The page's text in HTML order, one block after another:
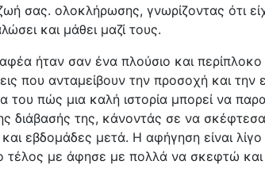
σας. ολοκλήρωσης, γνωρίζοντας ότι
και μάθει μαζί τους.
ήταν σαν ένα πλούσιο και
που ανταμείβουν την προσοχή και την
του πώς μια καλή ιστορία μπορεί να
διάβασής της, κάνοντάς σε να
εβδομάδες μετά. Η αφήγηση είναι λίγο
τέλος με άφησε με πολλά να σκεφτώ και